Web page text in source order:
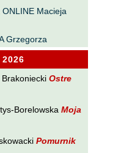
Maciej
Maria
Zbigniew
ONLINE Macieja
Grzegorza
PAŃSZCZYŹNIANE
Ostre
Borelowska Moja
Pomurnik